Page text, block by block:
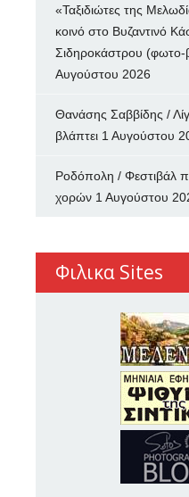
«Ταξιδιώτες της
κοινό στο Βυζαντινό
Σιδηροκάστρου (φωτο-
Αυγούστου 2026
Θανάσης Σαββίδης /
βλάπτει 1 Αυγούστου
Ροδόπολη / Φεστιβάλ
χορών 1 Αυγούστου
Φιλικα Sites